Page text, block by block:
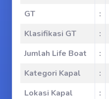
GT
:
Klasifikasi GT
:
Jumlah Life Boat
:
Kategori Kapal
:
Lokasi Kapal
: